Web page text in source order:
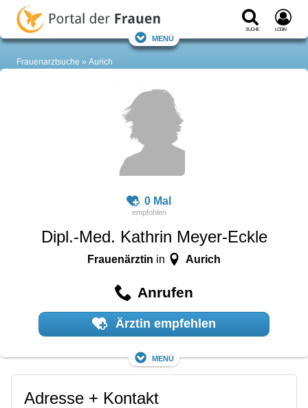
Suche Login
Menü
Frauenarztsuche Aurich
0 Mal
Dipl.-Med. Kathrin Meyer-Eckle
Frauenärztin in Aurich
Anrufen
Ärztin empfehlen
Menü
Adresse + Kontakt